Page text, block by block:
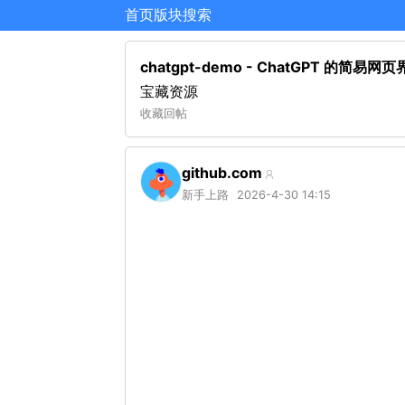
首页版块搜索
chatgpt-demo - ChatGPT 的简易网页
宝藏资源
收藏回帖
github.com
新手上路 2026-4-30 14:15